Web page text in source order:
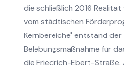
die schließlich 2016
vom städtischen
Kernbereiche" entstand der
Belebungsmaßnahme für
die Friedrich-Ebert-Straße.